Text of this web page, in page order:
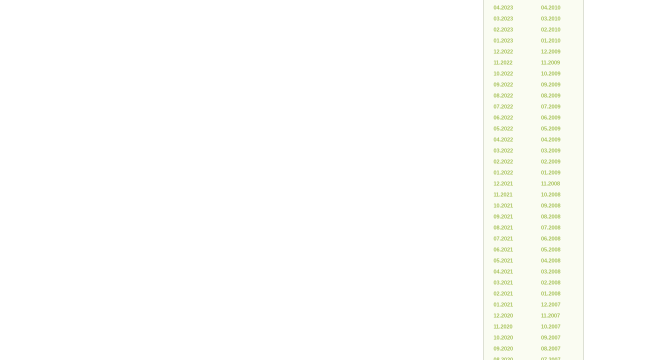
04.2023
03.2023
02.2023
01.2023
12.2022
11.2022
10.2022
09.2022
08.2022
07.2022
06.2022
05.2022
04.2022
03.2022
02.2022
01.2022
12.2021
11.2021
10.2021
09.2021
08.2021
07.2021
06.2021
05.2021
04.2021
03.2021
02.2021
01.2021
12.2020
11.2020
10.2020
09.2020
04.2010
03.2010
02.2010
01.2010
12.2009
11.2009
10.2009
09.2009
08.2009
07.2009
06.2009
05.2009
04.2009
03.2009
02.2009
01.2009
11.2008
10.2008
09.2008
08.2008
07.2008
06.2008
05.2008
04.2008
03.2008
02.2008
01.2008
12.2007
11.2007
10.2007
09.2007
08.2007